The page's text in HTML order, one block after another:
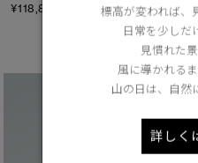
¥118,800（tax in）標高が変われば、
日常を少しだ
見慣れた
風に導かれる
山の日は、自然
詳しく